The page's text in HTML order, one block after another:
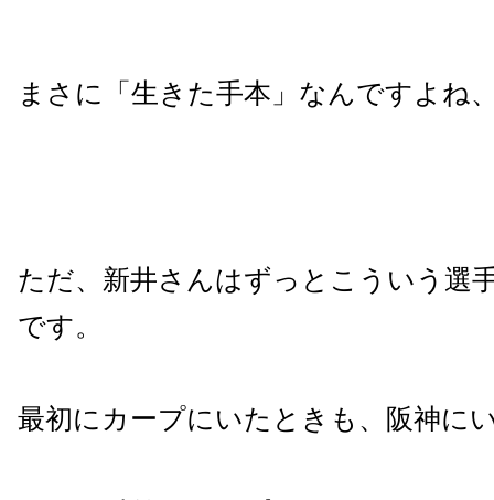
まさに「生きた手本」なんですよね
ただ、新井さんはずっとこういう選
です。
最初にカープにいたときも、阪神に